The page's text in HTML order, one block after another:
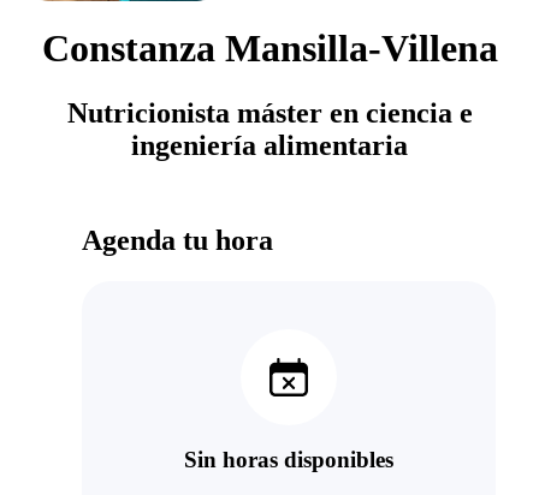
Constanza Mansilla-Villena
Nutricionista máster en ciencia e
ingeniería alimentaria
Agenda tu hora
Sin horas disponibles